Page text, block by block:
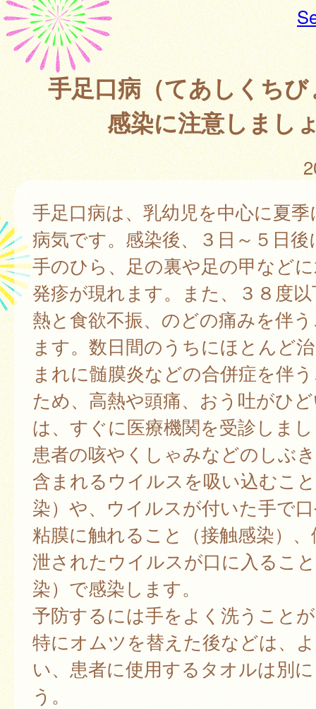
手足口病（てあしくち
感染に注意しまし
手足口病は、乳幼児を中心に夏
病気です。感染後、３日～５日
手のひら、足の裏や足の甲など
発疹が現れます。また、３８度
熱と食欲不振、のどの痛みを伴
ます。数日間のうちにほとんど
まれに髄膜炎などの合併症を伴
ため、高熱や頭痛、おう吐がひ
は、すぐに医療機関を受診しま
患者の咳やくしゃみなどのしぶ
含まれるウイルスを吸い込むこ
染）や、ウイルスが付いた手で
粘膜に触れること（接触感染）
泄されたウイルスが口に入るこ
染）で感染します。
予防するには手をよく洗うこと
特にオムツを替えた後などは、
い、患者に使用するタオルは別
う。